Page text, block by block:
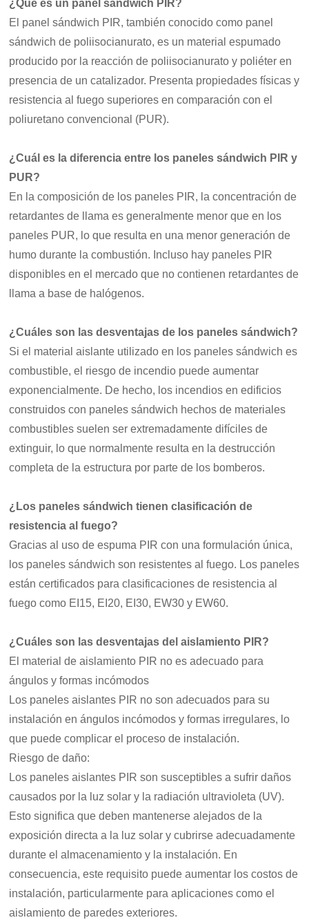
¿Qué es un panel sándwich PIR?
El panel sándwich PIR, también conocido como panel
sándwich de poliisocianurato, es un material espumado
producido por la reacción de poliisocianurato y poliéter en
presencia de un catalizador. Presenta propiedades físicas y
resistencia al fuego superiores en comparación con el
poliuretano convencional (PUR).
¿Cuál es la diferencia entre los paneles sándwich PIR y
PUR?
En la composición de los paneles PIR, la concentración de
retardantes de llama es generalmente menor que en los
paneles PUR, lo que resulta en una menor generación de
humo durante la combustión. Incluso hay paneles PIR
disponibles en el mercado que no contienen retardantes de
llama a base de halógenos.
¿Cuáles son las desventajas de los paneles sándwich?
Si el material aislante utilizado en los paneles sándwich es
combustible, el riesgo de incendio puede aumentar
exponencialmente. De hecho, los incendios en edificios
construidos con paneles sándwich hechos de materiales
combustibles suelen ser extremadamente difíciles de
extinguir, lo que normalmente resulta en la destrucción
completa de la estructura por parte de los bomberos.
¿Los paneles sándwich tienen clasificación de
resistencia al fuego?
Gracias al uso de espuma PIR con una formulación única,
los paneles sándwich son resistentes al fuego. Los paneles
están certificados para clasificaciones de resistencia al
fuego como EI15, EI20, EI30, EW30 y EW60.
¿Cuáles son las desventajas del aislamiento PIR?
El material de aislamiento PIR no es adecuado para
ángulos y formas incómodos
Los paneles aislantes PIR no son adecuados para su
instalación en ángulos incómodos y formas irregulares, lo
que puede complicar el proceso de instalación.
Riesgo de daño:
Los paneles aislantes PIR son susceptibles a sufrir daños
causados por la luz solar y la radiación ultravioleta (UV).
Esto significa que deben mantenerse alejados de la
exposición directa a la luz solar y cubrirse adecuadamente
durante el almacenamiento y la instalación. En
consecuencia, este requisito puede aumentar los costos de
instalación, particularmente para aplicaciones como el
aislamiento de paredes exteriores.